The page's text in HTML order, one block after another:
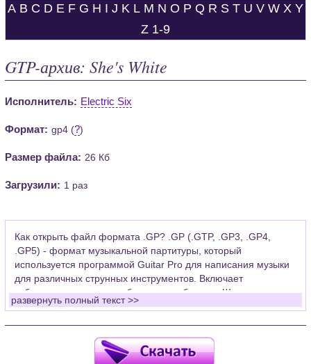
A B C D E F G H I J K L M N O P Q R S T U V W X Y
Z 1-9
GTP-архив: She's White
Исполнитель: Electric Six
Формат: gp4 (?)
Размер файла: 26 Кб
Загрузили: 1 раз
Как открыть файл формата .GP? .GP (.GTP, .GP3, .GP4,
.GP5) - формат музыкальной партитуры, который
используется программой Guitar Pro для написания музыки
для различных струнных инструментов. Включает
табулатуры для гитары, бас-гитары, банджо. Широко
применяется для создания партитур, которые затем
Для открытия нот этого формата Вам необходимо
установить у себя на рабочем компьютере программу Guitar
развернуть полный текст >>